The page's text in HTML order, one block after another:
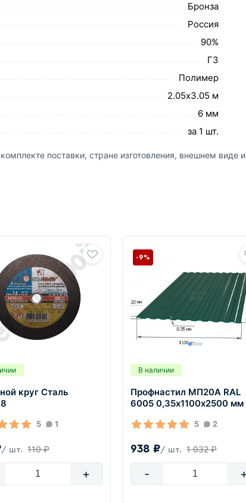
Бронза
Россия
90%
Г3
Полимер
2.05х3.05 м
6 мм
за 1 шт.
поставки, стране изготовления, внешнем
круг Сталь
5 1
/ шт. 110 ₽
+
В наличии
Профнастил МП20А RAL
6005 0,35х1100х2500 мм
5 2
938 ₽/ шт. 1 032 ₽
-9%
-